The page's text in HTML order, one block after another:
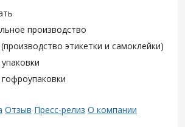
производство
этикетки и самоклейки)
Отзыв Пресс-релиз О компании